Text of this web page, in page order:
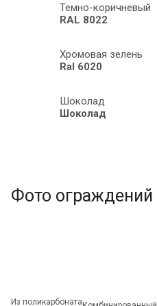
Темно-коричневый
RAL 8022
Хромовая зелень
Ral 6020
Шоколад
Шоколад
Фото ограждений
Из поликарбоната